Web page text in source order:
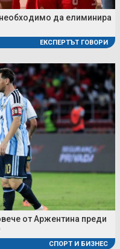
да елиминира
ЕКСПЕРТЪТ ГОВОРИ
от Аржентина преди
СПОРТ И БИЗНЕС